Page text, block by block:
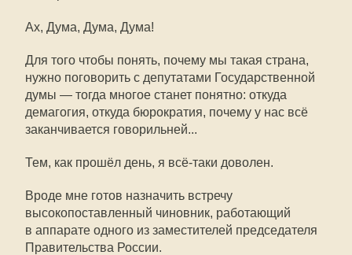
Ах, Дума, Дума, Дума!
Для того чтобы понять, почему мы такая страна,
нужно поговорить с депутатами Государственной
думы — тогда многое станет понятно: откуда
демагогия, откуда бюрократия, почему у нас всё
заканчивается говорильней...
Тем, как прошёл день, я всё-таки доволен.
Вроде мне готов назначить встречу
высокопоставленный чиновник, работающий
в аппарате одного из заместителей председателя
Правительства России.